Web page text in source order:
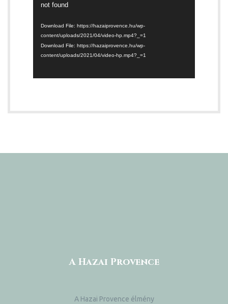
Player
not found
Download File: https://hazaiprovence.hu/wp-
content/uploads/2021/04/video-hp.mp4?_=1
Download File: https://hazaiprovence.hu/wp-
content/uploads/2021/04/video-hp.mp4?_=1
A Hazai Provence
A Hazai Provence élmény